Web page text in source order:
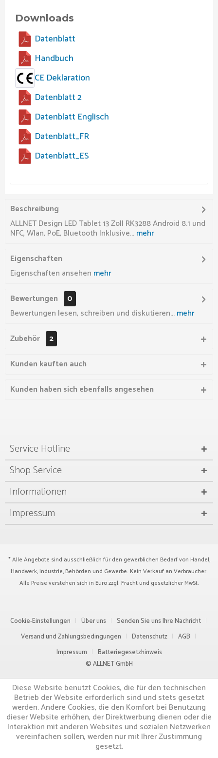
Downloads
Datenblatt
Handbuch
CE Deklaration
Datenblatt 2
Datenblatt Englisch
Datenblatt_FR
Datenblatt_ES
Beschreibung
ALLNET Design LED Tablet 13 Zoll RK3288 Android 8.1 und
NFC, Wlan, PoE, Bluetooth Inklusive...mehr
Eigenschaften
Eigenschaften ansehen mehr
Bewertungen
0
Bewertungen lesen, schreiben und diskutieren...mehr
Zubehör
2
Kunden kauften auch
Kunden haben sich ebenfalls angesehen
Service Hotline
Shop Service
Informationen
Impressum
* Alle Angebote sind ausschließlich für den gewerblichen Bedarf von Handel,
Handwerk, Industrie, Behörden und Gewerbe. Kein Verkauf an Verbraucher.
Alle Preise verstehen sich in Euro zzgl. Frachtund gesetzlicher MwSt.
Cookie-Einstellungen Über uns
Senden Sie uns Ihre Nachricht
Versand und Zahlungsbedingungen
Datenschutz
AGB
Impressum
Batteriegesetzhinweis
© ALLNET GmbH
Diese Website benutzt Cookies, die für den technischen
Betrieb der Website erforderlich sind und stets gesetzt
werden. Andere Cookies, die den Komfort bei Benutzung
dieser Website erhöhen, der Direktwerbung dienen oder die
Interaktion mit anderen Websites und sozialen Netzwerken
vereinfachen sollen, werden nur mit Ihrer Zustimmung
gesetzt.